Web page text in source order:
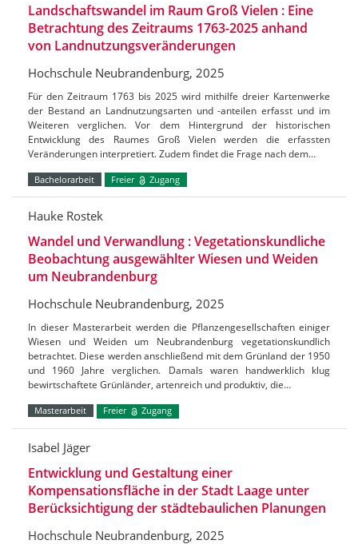
Landschaftswandel im Raum Groß Vielen : Eine
Betrachtung des Zeitraums 1763-2025 anhand
von Landnutzungsveränderungen
Hochschule Neubrandenburg, 2025
Für den Zeitraum 1763 bis 2025 wird mithilfe dreier Kartenwerke
der Bestand an Landnutzungsarten und -anteilen erfasst und im
Weiteren verglichen. Vor dem Hintergrund der historischen
Entwicklung des Raumes Groß Vielen werden die erfassten
Veränderungen interpretiert. Zudem findet die Frage nach dem…
Bachelorarbeit Freier Zugang
Hauke Rostek
Wandel und Verwandlung : Vegetationskundliche
Beobachtung ausgewählter Wiesen und Weiden
um Neubrandenburg
Hochschule Neubrandenburg, 2025
In dieser Masterarbeit werden die Pflanzengesellschaften einiger
Wiesen und Weiden um Neubrandenburg vegetationskundlich
betrachtet. Diese werden anschließend mit dem Grünland der 1950
und 1960 Jahre verglichen. Damals waren handwerklich klug
bewirtschaftete Grünländer, artenreich und produktiv, die…
Masterarbeit Freier Zugang
Isabel Jäger
Entwicklung und Gestaltung einer
Kompensationsfläche in der Stadt Laage unter
Berücksichtigung der städtebaulichen Planungen
Hochschule Neubrandenburg, 2025